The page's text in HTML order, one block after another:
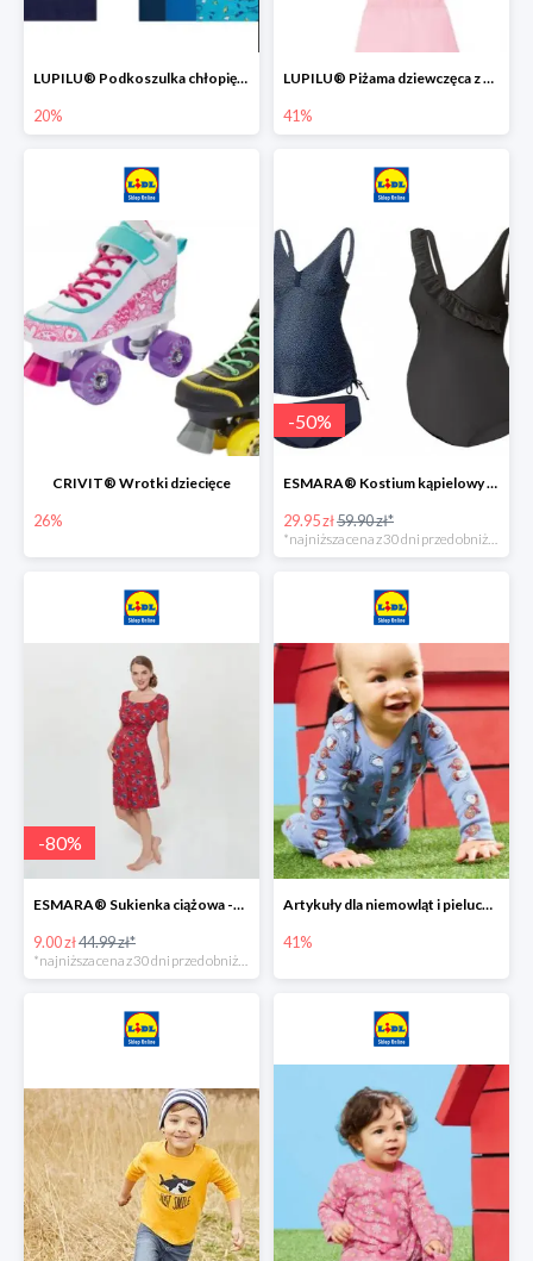
LUPILU® Podkoszulka chłopięca z bawełny -20%
20%
LUPILU® Piżama dziewczęca z bawełny -41%
41%
CRIVIT® Wrotki dziecięce
26%
-50%
ESMARA® Kostium kąpielowy ciążowy lub tankini ciążowe -50%
29.95 zł59.90 zł*
-80%
ESMARA® Sukienka ciążowa -79%
9.00 zł44.99 zł*
Artykuły dla niemowląt i pieluchy w Lidlu Online do -41%
41%